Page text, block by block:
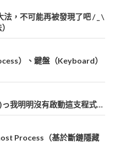
法，不可能再被發現了吧 / _ \
）、鍵盤（Keyboard）
っ我明明沒有啟動這支程式…
Process（基於斷鏈隱藏